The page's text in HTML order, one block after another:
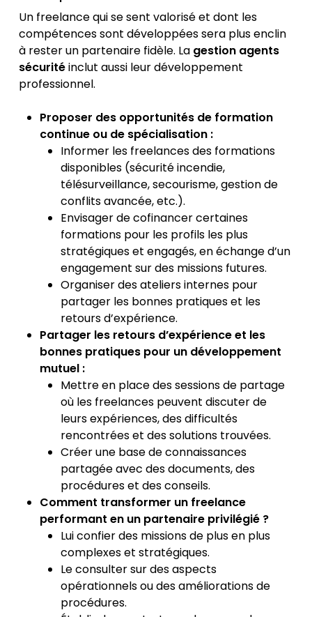
Un freelance qui se sent valorisé et dont les
compétences sont développées sera plus enclin
à rester un partenaire fidèle. La gestion agents
sécuritéinclut aussi leur développement
professionnel.
Proposer des opportunités de formation
continue ou de spécialisation :
Informer les freelances des formations
disponibles (sécurité incendie,
télésurveillance, secourisme, gestion de
conflits avancée, etc.).
Envisager de cofinancer certaines
formations pour les profils les plus
stratégiques et engagés, en échange d’un
engagement sur des missions futures.
Organiser des ateliers internes pour
partager les bonnes pratiques et les
retours d’expérience.
Partager les retours d’expérience et les
bonnes pratiques pour un développement
mutuel :
Mettre en place des sessions de partage
où les freelances peuvent discuter de
leurs expériences, des difficultés
rencontrées et des solutions trouvées.
Créer une base de connaissances
partagée avec des documents, des
procédures et des conseils.
Comment transformer un freelance
performant en un partenaire privilégié ?
Lui confier des missions de plus en plus
complexes et stratégiques.
Le consulter sur des aspects
opérationnels ou des améliorations de
procédures.